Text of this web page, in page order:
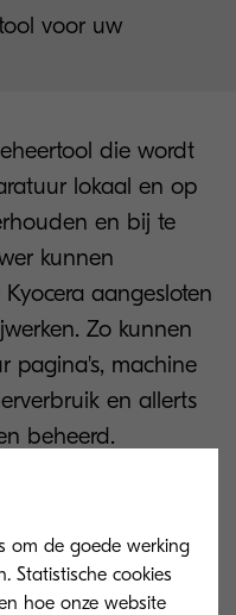
voor uw
die wordt
lokaal en op
en bij te
kunnen
aangesloten
Zo kunnen
pagina's, machine
en allerts
beheerd.
om de goede werking
Statistische cookies
hoe onze website